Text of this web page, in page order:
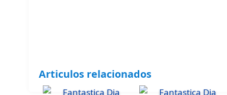
Articulos relacionados